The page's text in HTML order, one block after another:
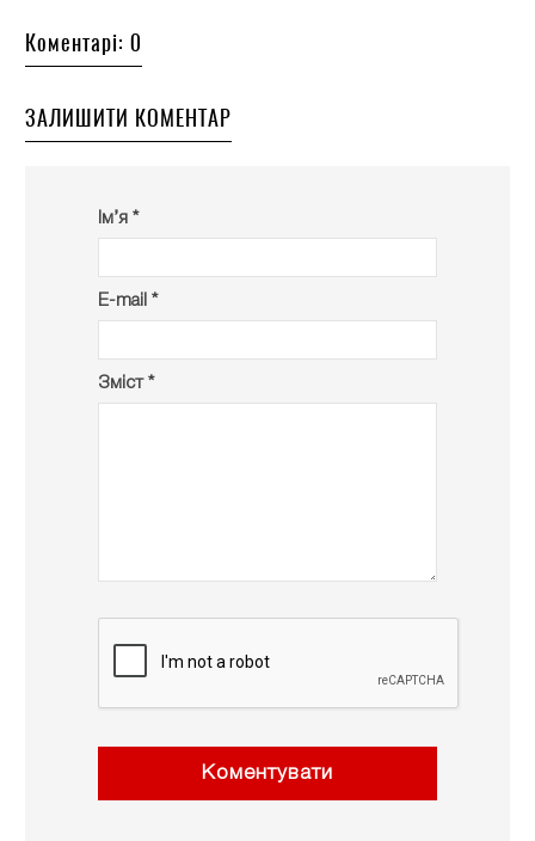
Коментарі: 0
ЗАЛИШИТИ КОМЕНТАР
Ім’я *
E-mail *
Зміст *
Коментувати